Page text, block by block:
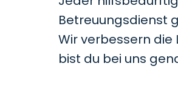
Betreuungsdienst
Wir verbessern
bist du bei uns